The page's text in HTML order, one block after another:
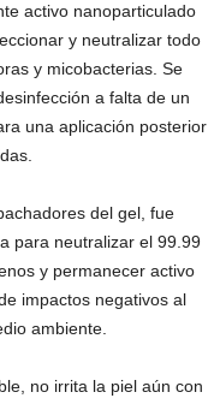
activo nanoparticulado
y neutralizar todo
y micobacterias. Se
a falta de un
una aplicación posterior
del gel, fue
para neutralizar el 99.99
y permanecer activo
impactos negativos al
ambiente.
no irrita la piel aún con